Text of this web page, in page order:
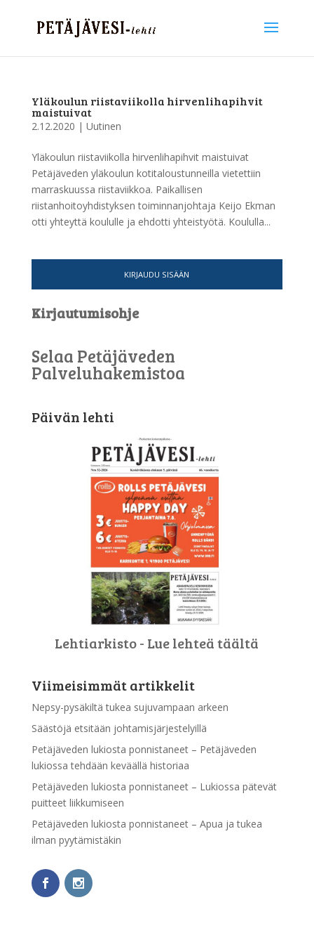
Yläkoulun riistaviikolla hirvenlihapihvit
maistuivat
2.12.2020 | Uutinen
Yläkoulun riistaviikolla hirvenlihapihvit maistuivat
Petäjäveden yläkoulun kotitaloustunneilla vietettiin
marraskuussa riistaviikkoa. Paikallisen
riistanhoitoyhdistyksen toiminnanjohtaja Keijo Ekman
otti yhteyttä koululle ja ehdotti yhteistyötä. Koululla...
KIRJAUDU SISÄÄN
Kirjautumisohje
Selaa Petäjäveden
Palveluhakemistoa
Päivän lehti
Lehtiarkisto - Lue lehteä täältä
Viimeisimmät artikkelit
Nepsy-pysäkiltä tukea sujuvampaan arkeen
Säästöjä etsitään johtamisjärjestelyillä
Petäjäveden lukiosta ponnistaneet – Petäjäveden
lukiossa tehdään keväällä historiaa
Petäjäveden lukiosta ponnistaneet – Lukiossa pätevät
puitteet liikkumiseen
Petäjäveden lukiosta ponnistaneet – Apua ja tukea
ilman pyytämistäkin